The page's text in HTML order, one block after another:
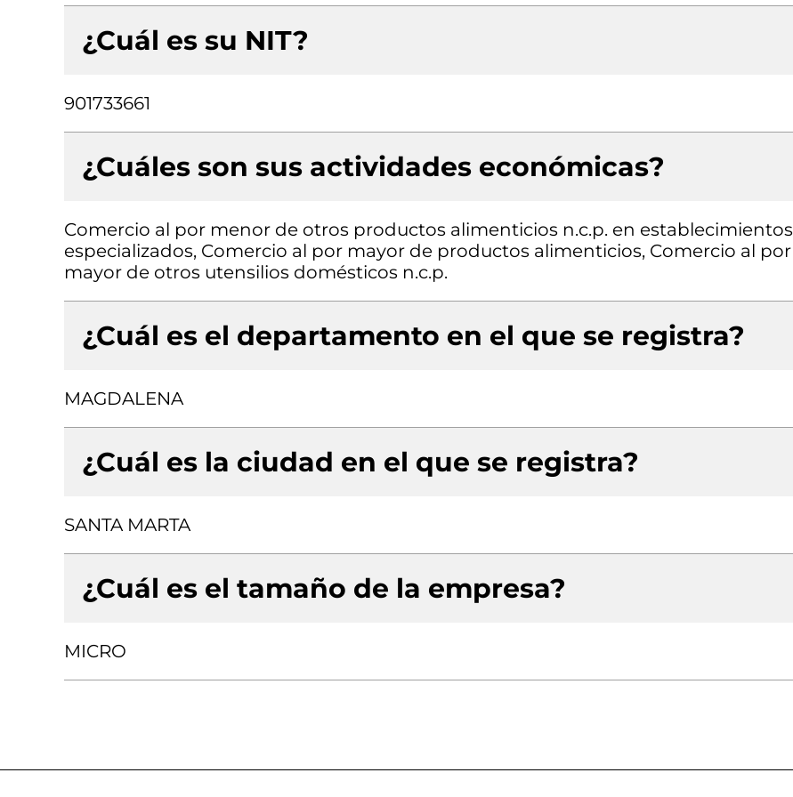
¿Cuál es su NIT?
901733661
¿Cuáles son sus actividades económicas?
Comercio al por menor de otros productos alimenticios n.c.p. en establecimientos
especializados, Comercio al por mayor de productos alimenticios, Comercio al por
mayor de otros utensilios domésticos n.c.p.
¿Cuál es el departamento en el que se registra?
MAGDALENA
¿Cuál es la ciudad en el que se registra?
SANTA MARTA
¿Cuál es el tamaño de la empresa?
MICRO